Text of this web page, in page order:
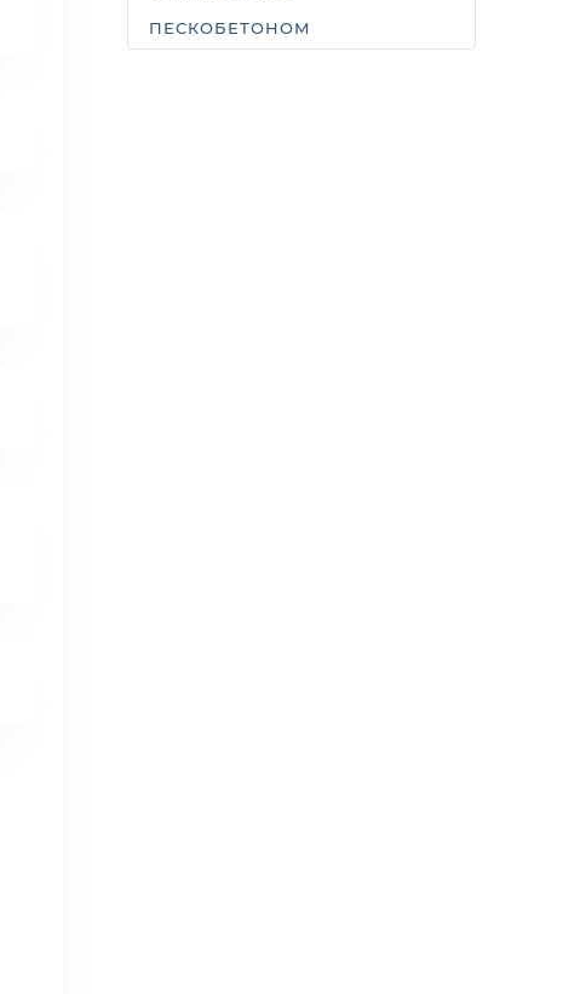
Мокрая стяжка
ПЕСКОБЕТОНОМ